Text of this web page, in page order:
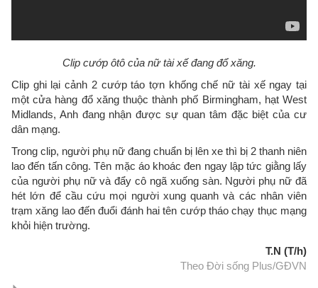
Clip cướp ôtô của nữ tài xế đang đổ xăng.
Clip ghi lại cảnh 2 cướp táo tợn khống chế nữ tài xế ngay tại
một cửa hàng đổ xăng thuộc thành phố Birmingham, hạt West
Midlands, Anh đang nhận được sự quan tâm đặc biệt của cư
dân mạng.
Trong clip, người phụ nữ đang chuẩn bị lên xe thì bị 2 thanh niên
lao đến tấn công. Tên mặc áo khoác đen ngay lập tức giằng lấy
của người phụ nữ và đẩy cô ngã xuống sàn. Người phụ nữ đã
hét lớn để cầu cứu mọi người xung quanh và các nhân viên
trạm xăng lao đến đuổi đánh hai tên cướp tháo chạy thục mạng
khỏi hiện trường.
T.N (T/h)
Theo Đời sống Plus/GĐVN